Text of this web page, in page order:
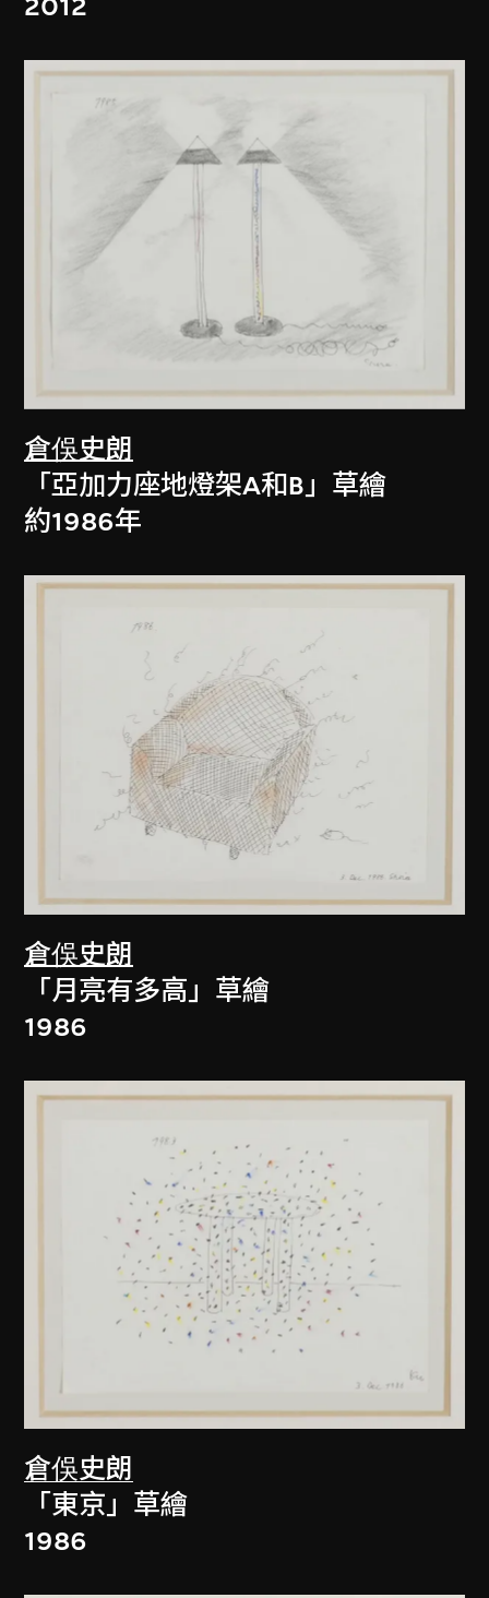
2012
倉俁史朗
「亞加力座地燈架A和B」草繪
約1986年
倉俁史朗
「月亮有多高」草繪
1986
倉俁史朗
「東京」草繪
1986